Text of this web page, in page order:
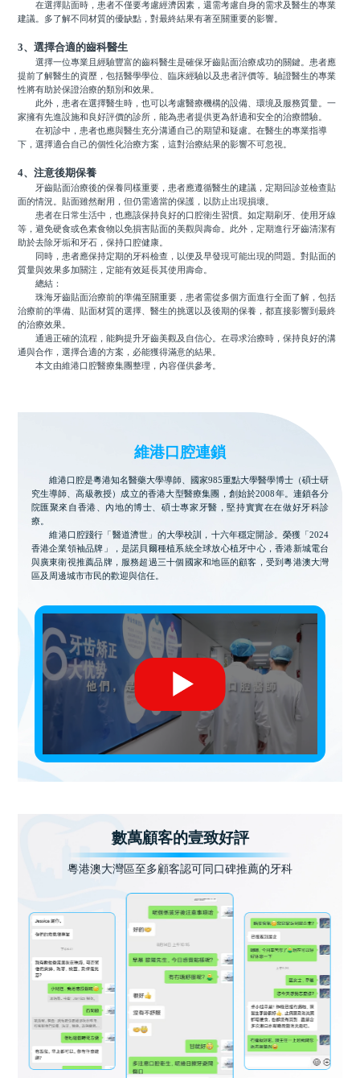
在選擇貼面時，患者不僅要考慮經濟因素，還需考慮自身的需求及醫生的專業
建議。多了解不同材質的優缺點，對最終結果有著至關重要的影響。
3、選擇合適的齒科醫生
選擇一位專業且經驗豐富的齒科醫生是確保牙齒貼面治療成功的關鍵。患者應
提前了解醫生的資歷，包括醫學學位、臨床經驗以及患者評價等。驗證醫生的專業
性將有助於保證治療的類別和效果。
此外，患者在選擇醫生時，也可以考慮醫療機構的設備、環境及服務質量。一
家擁有先進設施和良好評價的診所，能為患者提供更為舒適和安全的治療體驗。
在初診中，患者也應與醫生充分溝通自己的期望和疑慮。在醫生的專業指導
下，選擇適合自己的個性化治療方案，這對治療結果的影響不可忽視。
4、注意後期保養
牙齒貼面治療後的保養同樣重要，患者應遵循醫生的建議，定期回診並檢查貼
面的情況。貼面雖然耐用，但仍需適當的保護，以防止出現損壞。
患者在日常生活中，也應該保持良好的口腔衛生習慣。如定期刷牙、使用牙線
等，避免硬食或色素食物以免損害貼面的美觀與壽命。此外，定期進行牙齒清潔有
助於去除牙垢和牙石，保持口腔健康。
同時，患者應保持定期的牙科檢查，以便及早發現可能出現的問題。對貼面的
質量與效果多加關注，定能有效延長其使用壽命。
總結：
珠海牙齒貼面治療前的準備至關重要，患者需從多個方面進行全面了解，包括
治療前的準備、貼面材質的選擇、醫生的挑選以及後期的保養，都直接影響到最終
的治療效果。
通過正確的流程，能夠提升牙齒美觀及自信心。在尋求治療時，保持良好的溝
通與合作，選擇合適的方案，必能獲得滿意的結果。
本文由維港口腔醫療集團整理，內容僅供參考。
維港口腔連鎖
維港口腔是粵港知名醫藥大學導師、國家985重點大學醫學博士（碩士研
究生導師、高級教授）成立的香港大型醫療集團，創始於2008年。連鎖各分
院匯聚來自香港、內地的博士、碩士專家牙醫，堅持實實在在做好牙科診
療。
維港口腔踐行「醫道濟世」的大學校訓，十六年穩定開診。榮獲「2024
香港企業領袖品牌」，是諾貝爾種植系統全球放心植牙中心，香港新城電台
與廣東衛視推薦品牌，服務超過三十個國家和地區的顧客，受到粵港澳大灣
區及周邊城市市民的歡迎與信任。
數萬顧客的壹致好評
粵港澳大灣區至多顧客認可同口碑推薦的牙科